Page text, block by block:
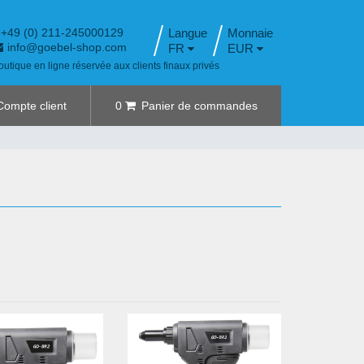
Langue
FR
EUR
+49 (0) 211-245000129
info@goebel-shop.com
en ligne réservée aux clients finaux privés
client 0 Panier de commandes